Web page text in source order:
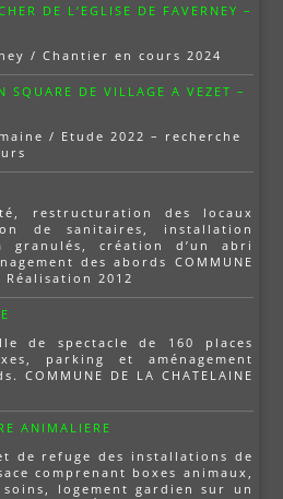
DE L’EGLISE DE FAVERNEY –
/ Chantier en cours 2024
SQUARE DE VILLAGE A VEZET –
/ Etude 2022 – recherche
restructuration des locaux
de sanitaires, installation
granulés, création d’un abri
des abords COMMUNE
Réalisation 2012
de spectacle de 160 places
parking et aménagement
COMMUNE DE LA CHATELAINE
ANIMALIERE
de refuge des installations de
comprenant boxes animaux,
logement gardien sur un